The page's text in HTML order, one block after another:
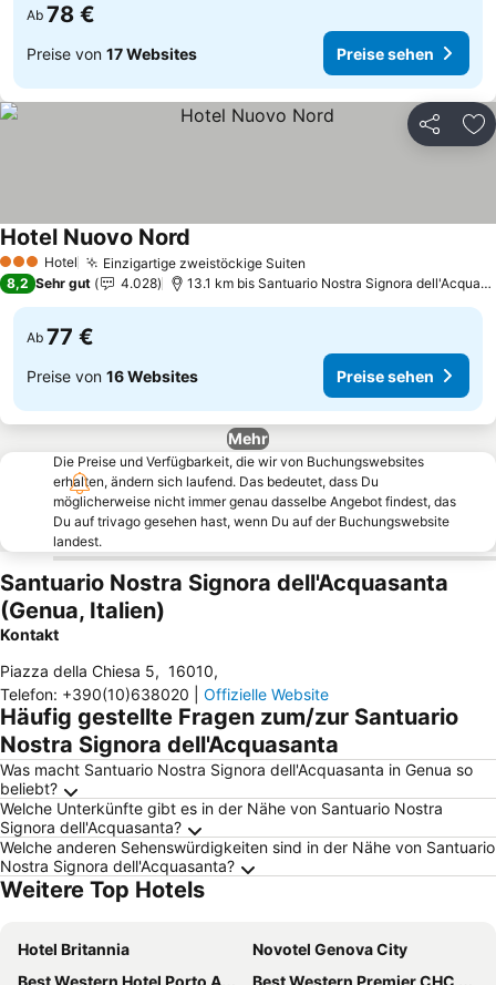
Ab 78 €
Preise von 17 Websites Preise sehen
Teilen
3 SterneHotel Einzigartige zweistöckige Suiten
Hotel Nuovo Nord
8,2 Sehr gut 4.028 13.1 km bis Santuario Nostra Signora
Ab 77 €
Preise von 16 Websites Preise sehen
Mehr
Die Preise und Verfügbarkeit, die wir von Buchungswebsites
erhalten, ändern sich laufend. Das bedeutet, dass Du
möglicherweise nicht immer genau dasselbe Angebot findest, das
Du auf trivago gesehen hast, wenn Du auf der Buchungswebsite
landest.
Santuario Nostra Signora dell'Acquasanta
(Genua, Italien)
Kontakt
Piazza della Chiesa 5, 16010,
Telefon: +390(10)638020 Offizielle Website
Häufig gestellte Fragen zum/zur Santuario
Nostra Signora dell'Acquasanta
Was macht Santuario Nostra Signora dell'Acquasanta in Genua so
beliebt?
Welche Unterkünfte gibt es in der Nähe von Santuario Nostra
Signora dell'Acquasanta?
Welche anderen Sehenswürdigkeiten sind in der Nähe von Santuario
Nostra Signora dell'Acquasanta?
Weitere Top Hotels
Hotel Britannia
Novotel Genova City
Best Western Hotel Porto Antico
Best Western Premier CHC Airport